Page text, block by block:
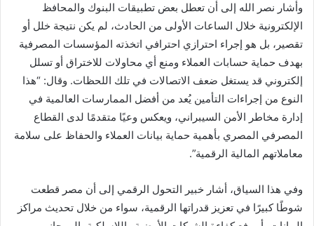
وأشار نصر الله إلى أن تعطل بعض تطبيقات البنوك والمحافظ
الإلكترونية خلال الساعات الأولى من الحادث، لم يكن نتيجة خلل أو
تقصير، بل هو إجراء احترازي احترافي اتخذته المؤسسات المصرفية
بهدف حماية حسابات العملاء ومنع أي محاولات للاختراق أو تسلل
إلكتروني قد يستغل ضعف الاتصالات في تلك اللحظات. وقال: “هذا
النوع من إجراءات التأمين يُعد من أفضل الممارسات العالمية في
إدارة مخاطر الأمن السيبراني، ويعكس وعيًا متقدمًا لدى القطاع
المصرفي المصري بأهمية حماية بيانات العملاء والحفاظ على سلامة
معاملاتهم المالية الرقمية”.
وفي هذا السياق، أشار خبير التحول الرقمي إلى أن مصر قطعت
شوطًا كبيرًا في تعزيز قدراتها الرقمية، سواء من خلال تحديث مراكز